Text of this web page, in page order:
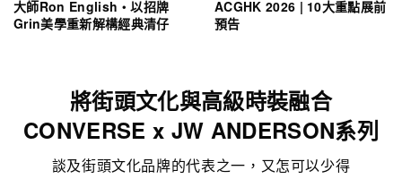
大師Ron English・以招牌
Grin美學重新解構經典清仔
ACGHK 2026 | 10大重點展前
預告
將街頭文化與高級時裝融合
CONVERSE x JW ANDERSON系列
談及街頭文化品牌的代表之一，又怎可以少得